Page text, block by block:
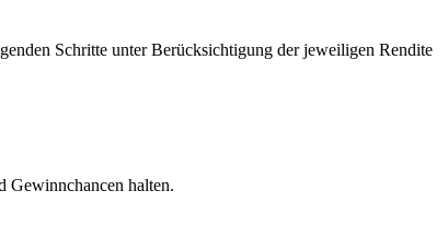
Schritte unter Berücksichtigung der jeweiligen Rendite
Gewinnchancen halten.